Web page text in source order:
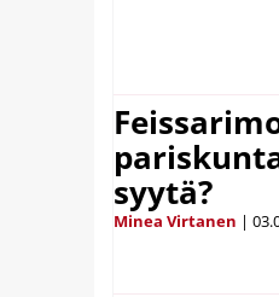
syytä?
Minea Virtanen |